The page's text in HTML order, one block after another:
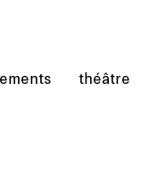
théâtre